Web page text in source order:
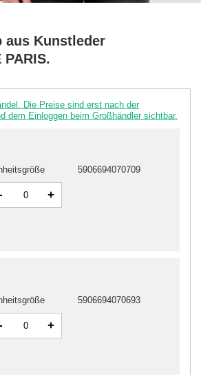
aus Kunstleder
Die Preise sind erst nach der
dem Einloggen beim Großhändler sichtbar.
5906694070693
+
5906694070709
+